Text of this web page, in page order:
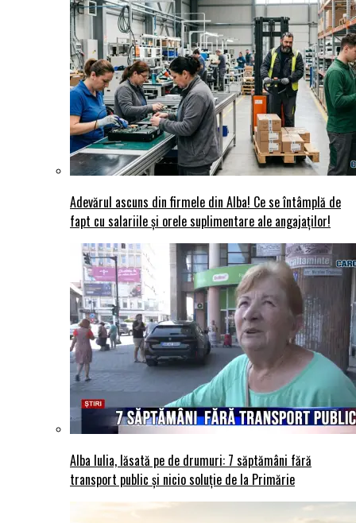
Adevărul ascuns din firmele din Alba! Ce se întâmplă de
fapt cu salariile și orele suplimentare ale angajaților!
Alba Iulia, lăsată pe de drumuri: 7 săptămâni fără
transport public și nicio soluție de la Primărie